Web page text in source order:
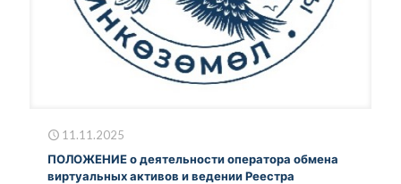
11.11.2025
ПОЛОЖЕНИЕ о деятельности оператора обмена
виртуальных активов и ведении Реестра